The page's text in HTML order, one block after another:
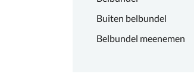
Buiten belbundel
Belbundel meenemen